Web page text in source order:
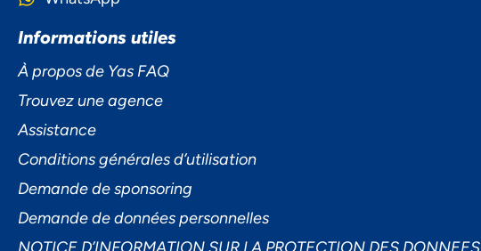
Informations utiles
À propos de Yas FAQ
Trouvez une agence
Assistance
Conditions générales d’utilisation
Demande de sponsoring
Demande de données personnelles